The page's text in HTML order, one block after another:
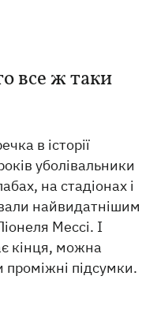
все ж таки
в історії
уболівальники
на стадіонах і
найвидатнішим
Мессі. І
кінця, можна
підсумки.